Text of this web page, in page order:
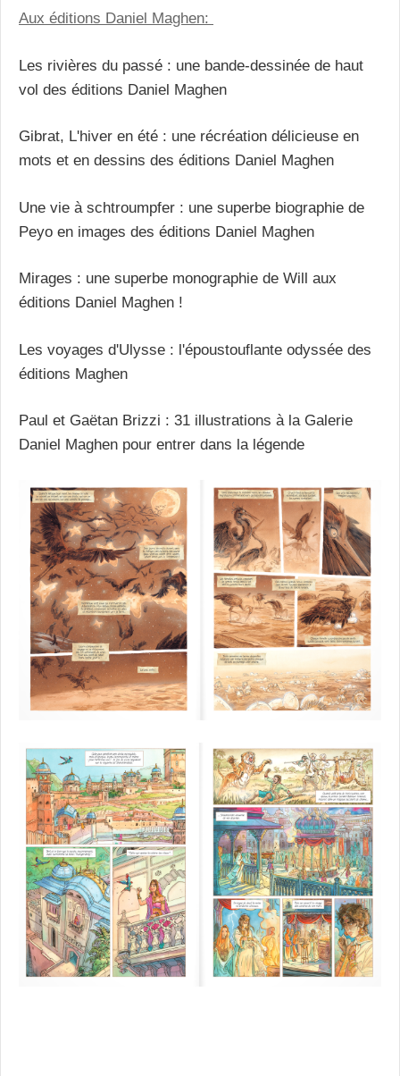
Aux éditions Daniel Maghen:
Les rivières du passé : une bande-dessinée de haut
vol des éditions Daniel Maghen
Gibrat, L'hiver en été : une récréation délicieuse en
mots et en dessins des éditions Daniel Maghen
Une vie à schtroumpfer : une superbe biographie de
Peyo en images des éditions Daniel Maghen
Mirages : une superbe monographie de Will aux
éditions Daniel Maghen !
Les voyages d'Ulysse : l'époustouflante odyssée des
éditions Maghen
Paul et Gaëtan Brizzi : 31 illustrations à la Galerie
Daniel Maghen pour entrer dans la légende